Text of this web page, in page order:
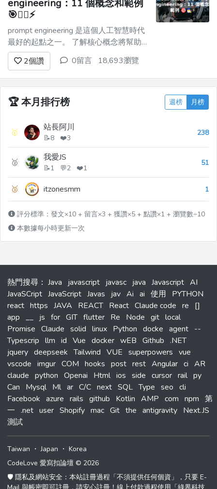
engineering：11 個概念和範例
🎯🧙‍♂️⚡
prompt engineering 是這個人工智慧時代
最好的起點之一。 了解核心概念將幫助
您充分利用 ChatGPT、Google Bard 和
Claude 等生成式 AI 模型來執行偵錯、程
式碼翻譯和生成測試（包括任何一般任
務）等任務。 今天，我們將透過非常詳
細的即時工程範例來涵蓋...
2個讚 0留言 18,693瀏覽
🏆本月排行榜 週榜 月榜
🥇 站長阿川
📝8 ❤️3
238
🥈 我愛JS
📝1 💬2 ❤️1
51
🥉 itzonesmm 1
評分標準：發文×10 + 留言×3 + 獲讚×5 + 點讚×1 + 瀏覽數÷10
本數據每小時更新一次
熱門搜尋 ： Java javascript javasc java Javascript AI
JavaSCript JavaScript Javas jav Ai ai 使用
PYTHON
react https JAVA REACT React Claude code re
[]
app __ js for GIT flutter Re Node git local
Promise Claude solid linux Python docke agent --
Typescrip llm id Vue docker wEB Github .NET
jquery deepseek Tailwind VUE superpowers vue
vscode imgur COM hooks post rest Angular ci AR
claude python Openai Html ios side cursor rail py
Can
Mysql Ml ar C/C next SQL Type seo cli
Facebook azure rails github Kotlin AMP com npm 第
一 .net user Shopify mac Git the antigravity Next.JS
測試
Taiwan ・Japan ・ Korea
CodeLove 愛寫扣論壇 © 2026
🛡️ 隱私及網站安全：本站註冊過程「不須提供任何個資」，只要 E-